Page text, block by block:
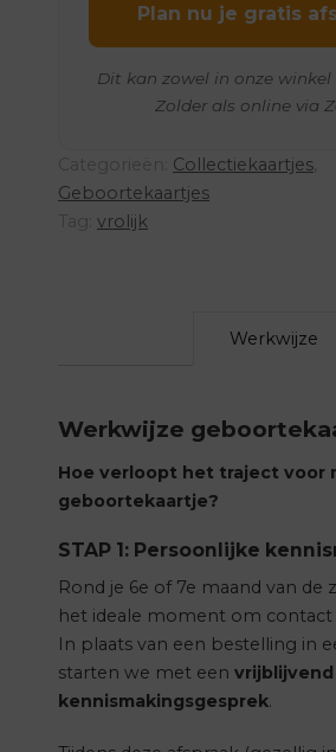
Plan nu je gratis
Dit kan zowel in onze winkel
Zolder als online via
Collectiekaartjes
Geboortekaartjes
vrolijk
Werkwijze
Werkwijze
Hoe verloopt het traject voor
geboortekaartje?
STAP 1: Persoonlijke
Rond je 6e of 7e maand van de
het ideale moment om
In plaats van een bestelling in
starten we met een vrijblijvend
kennismakingsgesprek.